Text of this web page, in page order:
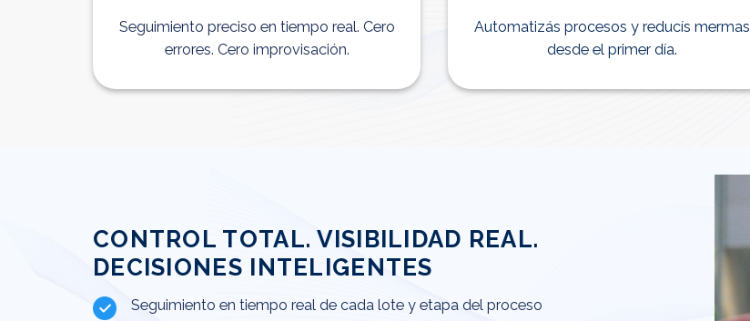
Seguimiento preciso en tiempo real. Cero
errores. Cero improvisación.
Automatizás procesos y reducís mermas
desde el primer día.
CONTROL TOTAL. VISIBILIDAD REAL.
DECISIONES INTELIGENTES
Seguimiento en tiempo real de cada lote y etapa del proceso